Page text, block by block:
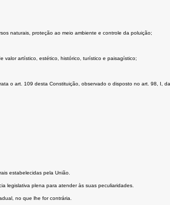
naturais, proteção ao meio ambiente e controle da poluição;
valor artístico, estético, histórico, turístico e paisagístico;
o art. 109 desta Constituição, observado o disposto no art. 98, I,
estabelecidas pela União.
legislativa plena para atender às suas peculiaridades.
no que lhe for contrária.